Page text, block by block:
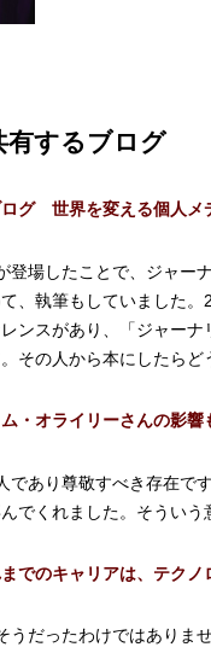
有するブログ
グ 世界を変える個人メデ
登場したことで、ジャー
、執筆もしていました
ンスがあり、「ジャー
その人から本にしたらど
オライリーさんの影響
であり尊敬すべき存在で
でくれました。そういう
のキャリアは、テクノ
うだったわけではありま